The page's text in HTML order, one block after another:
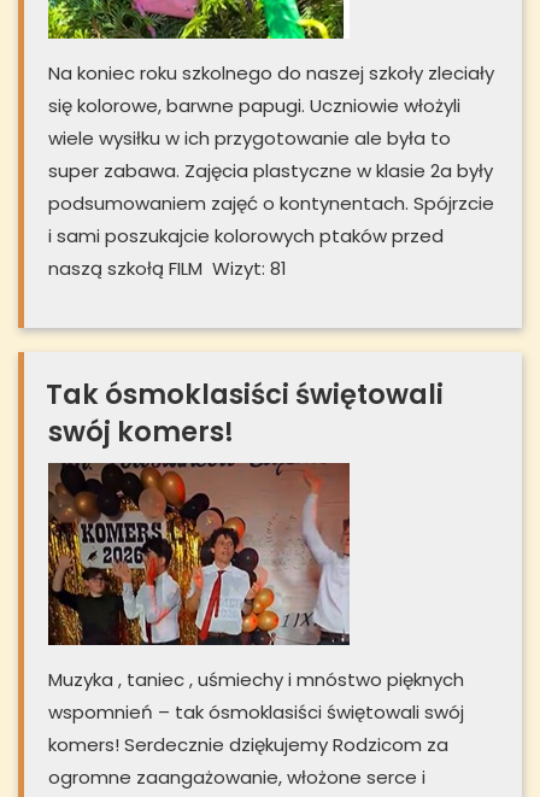
Na koniec roku szkolnego do naszej szkoły zleciały
się kolorowe, barwne papugi. Uczniowie włożyli
wiele wysiłku w ich przygotowanie ale była to
super zabawa. Zajęcia plastyczne w klasie 2a były
podsumowaniem zajęć o kontynentach. Spójrzcie
i sami poszukajcie kolorowych ptaków przed
naszą szkołą FILM Wizyt: 81
Tak ósmoklasiści świętowali
swój komers!
Muzyka , taniec , uśmiechy i mnóstwo pięknych
wspomnień – tak ósmoklasiści świętowali swój
komers! Serdecznie dziękujemy Rodzicom za
ogromne zaangażowanie, włożone serce i